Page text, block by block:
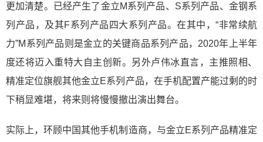
更加清楚。已经产生了金立M系列产品、S系列产品、金钢系
列产品，及其F系列产品四大系列产品。在其中，“非常续航
力”M系列产品则是金立的关键商品系列产品，2020年上半年
度还将迈入重特大自主创新。另外卢伟冰直言，主推照相、
精准定位旗舰其他金立E系列产品，在手机配置产能过剩的时
下稍显难堪，将来则将慢慢撤出演出舞台。
实际上，环顾中国其他手机制造商，与金立E系列产品精准定